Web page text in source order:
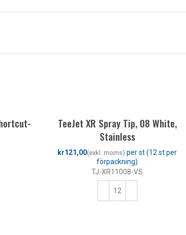
TeeJet XR Spray Tip, 08 White,
Stainless
kr
TJ-XR11008-VS